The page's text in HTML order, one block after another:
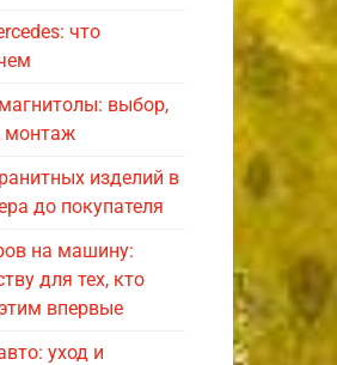
что
выбор,
монтаж
изделий в
до покупателя
на машину:
для тех, кто
впервые
уход и